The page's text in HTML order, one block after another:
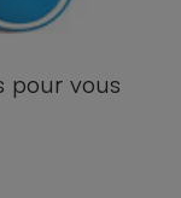
pour vous